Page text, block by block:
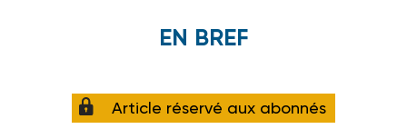
EN BREF
Article réservé aux abonnés